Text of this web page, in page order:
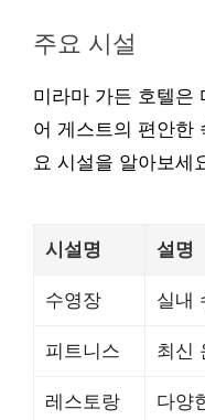
주요 시설
미라마 가든 호텔은
어 게스트의 편안한
요 시설을 알아보세
시설명 설명
수영장 실내
피트니스 최신
레스토랑 다양